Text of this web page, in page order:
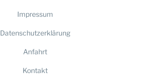
Impressum
Datenschutzerklärung
Anfahrt
Kontakt